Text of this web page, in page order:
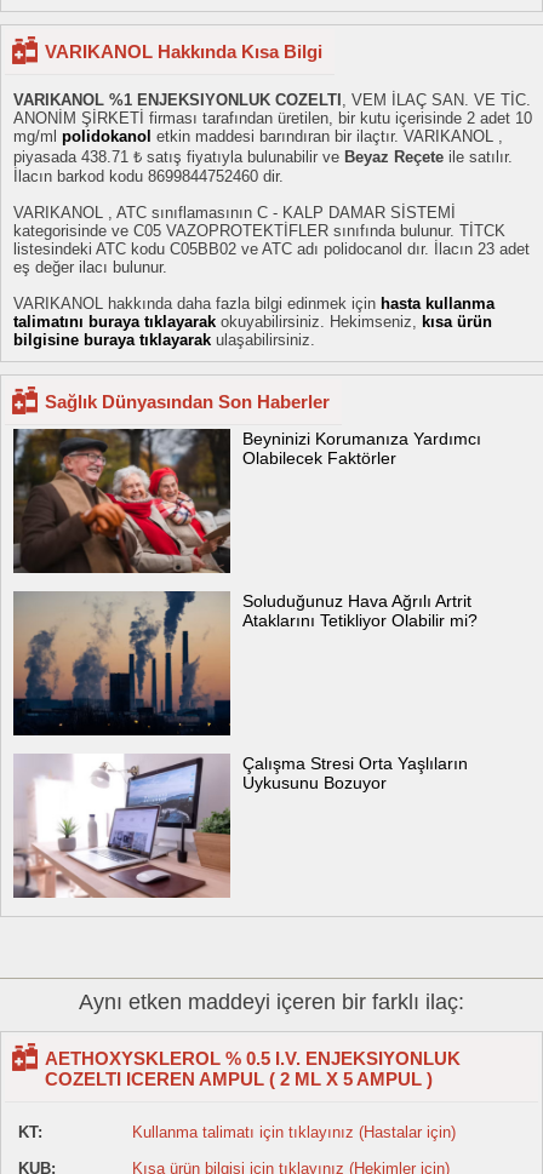
VARIKANOL Hakkında Kısa Bilgi
VARIKANOL %1 ENJEKSIYONLUK COZELTI , VEM İLAÇ SAN. VE TİC.
ANONİM ŞİRKETİ firması tarafından üretilen, bir kutu içerisinde 2 adet 10
mg/ml polidokanol etkin maddesi barındıran bir ilaçtır. VARIKANOL ,
piyasada 438.71 ₺ satış fiyatıyla bulunabilir ve Beyaz Reçete ile satılır.
İlacın barkod kodu 8699844752460 dir.
VARIKANOL , ATC sınıflamasının C - KALP DAMAR SİSTEMİ
kategorisinde ve C05 VAZOPROTEKTİFLER sınıfında bulunur. TİTCK
listesindeki ATC kodu C05BB02 ve ATC adı polidocanol dır. İlacın 23 adet
eş değer ilacı bulunur.
VARIKANOL hakkında daha fazla bilgi edinmek için hasta kullanma
talimatını buraya tıklayarak okuyabilirsiniz. Hekimseniz, kısa ürün
bilgisine buraya tıklayarak ulaşabilirsiniz.
Sağlık Dünyasından Son Haberler
Beyninizi Korumanıza Yardımcı
Olabilecek Faktörler
Soluduğunuz Hava Ağrılı Artrit
Ataklarını Tetikliyor Olabilir mi?
Çalışma Stresi Orta Yaşlıların
Uykusunu Bozuyor
Aynı etken maddeyi içeren bir farklı ilaç:
AETHOXYSKLEROL % 0.5 I.V. ENJEKSIYONLUK
COZELTI ICEREN AMPUL ( 2 ML X 5 AMPUL )
KT:
Kullanma talimatı için tıklayınız (Hastalar için)
KUB:
Kısa ürün bilgisi için tıklayınız (Hekimler için)